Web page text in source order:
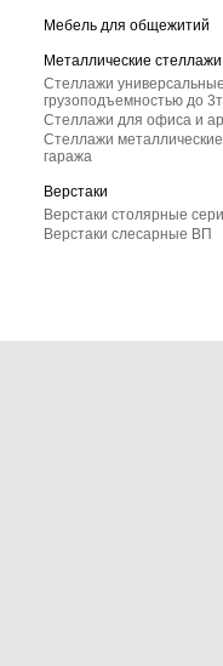
Мебель для общежитий
Металлические стеллажи
Стеллажи
грузоподъемностью до
Стеллажи для офиса и
Стеллажи
гаража
Верстаки
Верстаки столярные
Верстаки слесарные ВП